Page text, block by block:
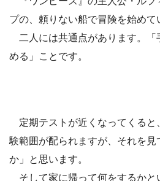
プの、頼りない船で冒険を始めて
二人には共通点があります。「
める」ことです。
定期テストが近くなってくると
験範囲が配られますが、それを見
か」と思います。
そして家に帰って何をするかと